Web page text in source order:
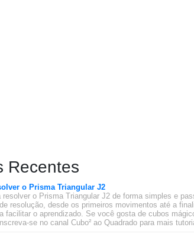
Recentes
o Prisma Triangular J2
resolver o Prisma Triangular J2 de forma simples e
resolução, desde os primeiros movimentos até a
facilitar o aprendizado. Se você gosta de cubos
se no canal Cubo² ao Quadrado para mais